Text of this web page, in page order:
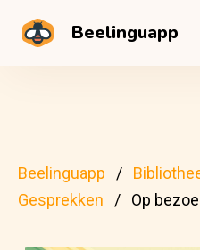
Beelinguapp
Beelinguapp
Gesprekken
Op